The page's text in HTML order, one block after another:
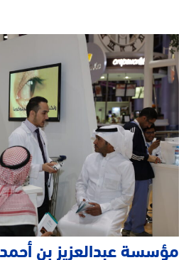
مؤسسة عبدالعزيز بن أحمد